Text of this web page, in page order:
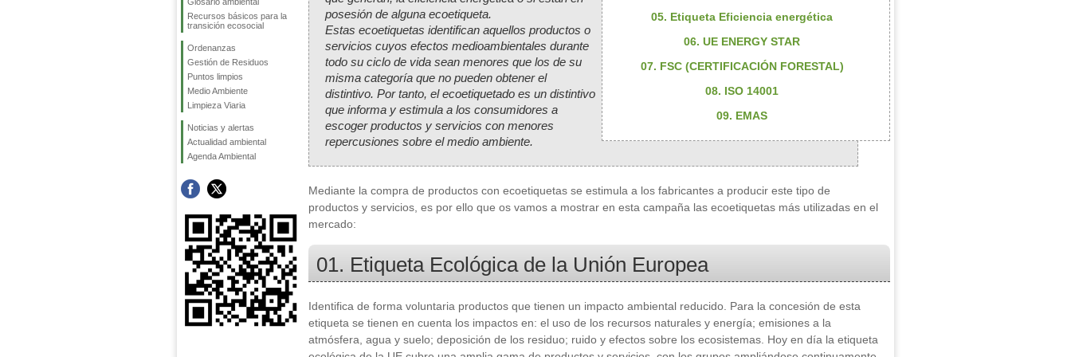
Recursos básicos para la
transición ecosocial
Ordenanzas
Gestión de Residuos
Puntos limpios
Medio Ambiente
Limpieza Viaria
Noticias y alertas
Actualidad ambiental
Agenda Ambiental
05. Etiqueta Eficiencia energética
06. UE ENERGY STAR
07. FSC (CERTIFICACIÓN FORESTAL)
08. ISO 14001
09. EMAS
posesión de alguna ecoetiqueta.
Estas ecoetiquetas identifican aquellos productos o
servicios cuyos efectos medioambientales durante
todo su ciclo de vida sean menores que los de su
misma categoría que no pueden obtener el
distintivo. Por tanto, el ecoetiquetado es un distintivo
que informa y estimula a los consumidores a
escoger productos y servicios con menores
repercusiones sobre el medio ambiente.
Mediante la compra de productos con ecoetiquetas se estimula a los fabricantes a producir este tipo de
productos y servicios, es por ello que os vamos a mostrar en esta campaña las ecoetiquetas más utilizadas en el
mercado:
01. Etiqueta Ecológica de la Unión Europea
Identifica de forma voluntaria productos que tienen un impacto ambiental reducido. Para la concesión de esta
etiqueta se tienen en cuenta los impactos en: el uso de los recursos naturales y energía; emisiones a la
atmósfera, agua y suelo; deposición de los residuo; ruido y efectos sobre los ecosistemas. Hoy en día la etiqueta